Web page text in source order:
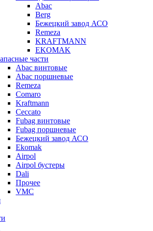
Abac
Berg
Бежецкий завод АСО
Remeza
KRAFTMANN
EKOMAK
части
Abac винтовые
Abac поршневые
Remeza
Comaro
Kraftmann
Ceccato
Fubag винтовые
Fubag поршневые
Бежецкий завод АСО
Ekomak
Airpol
Airpol бустеры
Dali
Прочее
VMC